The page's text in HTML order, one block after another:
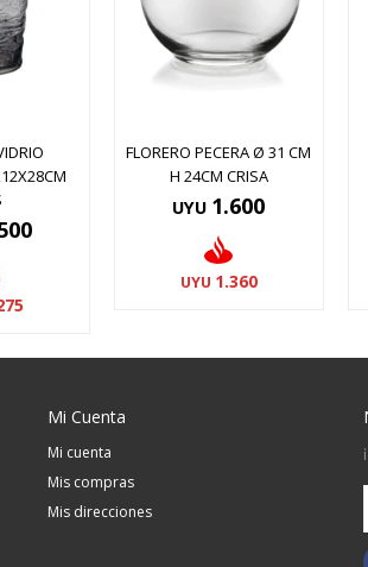
FLORERO PECERA Ø 31 CM
H 24CM CRISA
UYU 1.600
UYU 1.360
Mi Cuenta
Mi cuenta
Mis compras
Mis direcciones